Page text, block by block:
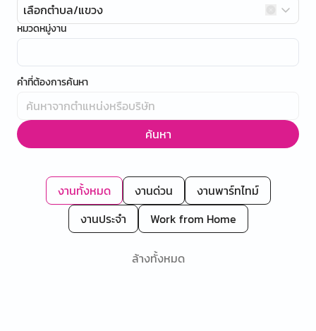
เลือกตำบล/แขวง
หมวดหมู่งาน
คำที่ต้องการค้นหา
ค้นหา
งานทั้งหมด งานด่วน
งานพาร์ทไทม์
งานประจำ
Work from Home
ล้างทั้งหมด